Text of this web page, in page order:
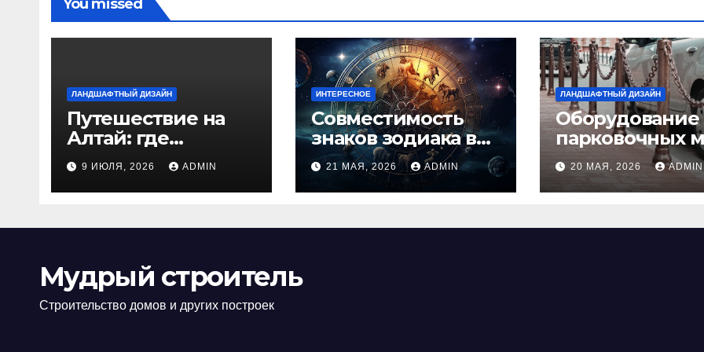
You missed
ЛАНДШАФТНЫЙ ДИЗАЙН
Путешествие на
Алтай: где
природа
встречается с
духом
9 ИЮЛЯ, 2026 ADMIN
ИНТЕРЕСНОЕ
Совместимость
знаков зодиака в
любви: как найти
идеальную пару и
избежать
21 МАЯ, 2026 ADMIN
ЛАНДШАФТНЫЙ ДИЗАЙН
Оборудование
парковочных
виды,
нормы
20 МАЯ, 2026 ADMIN
Мудрый строитель
Строительство домов и других построек